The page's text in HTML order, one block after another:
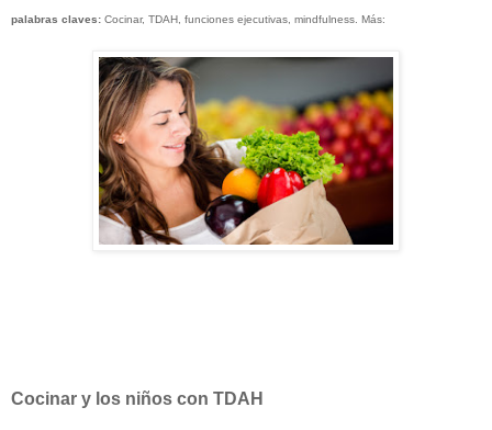
palabras claves: Cocinar, TDAH, funciones ejecutivas, mindfulness. Más:
Cocinar y los niños con TDAH